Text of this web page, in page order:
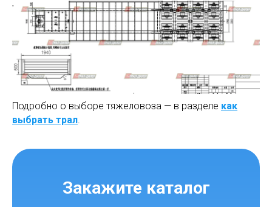
Подробно о выборе тяжеловоза — в разделе как
выбрать трал.
Закажите каталог